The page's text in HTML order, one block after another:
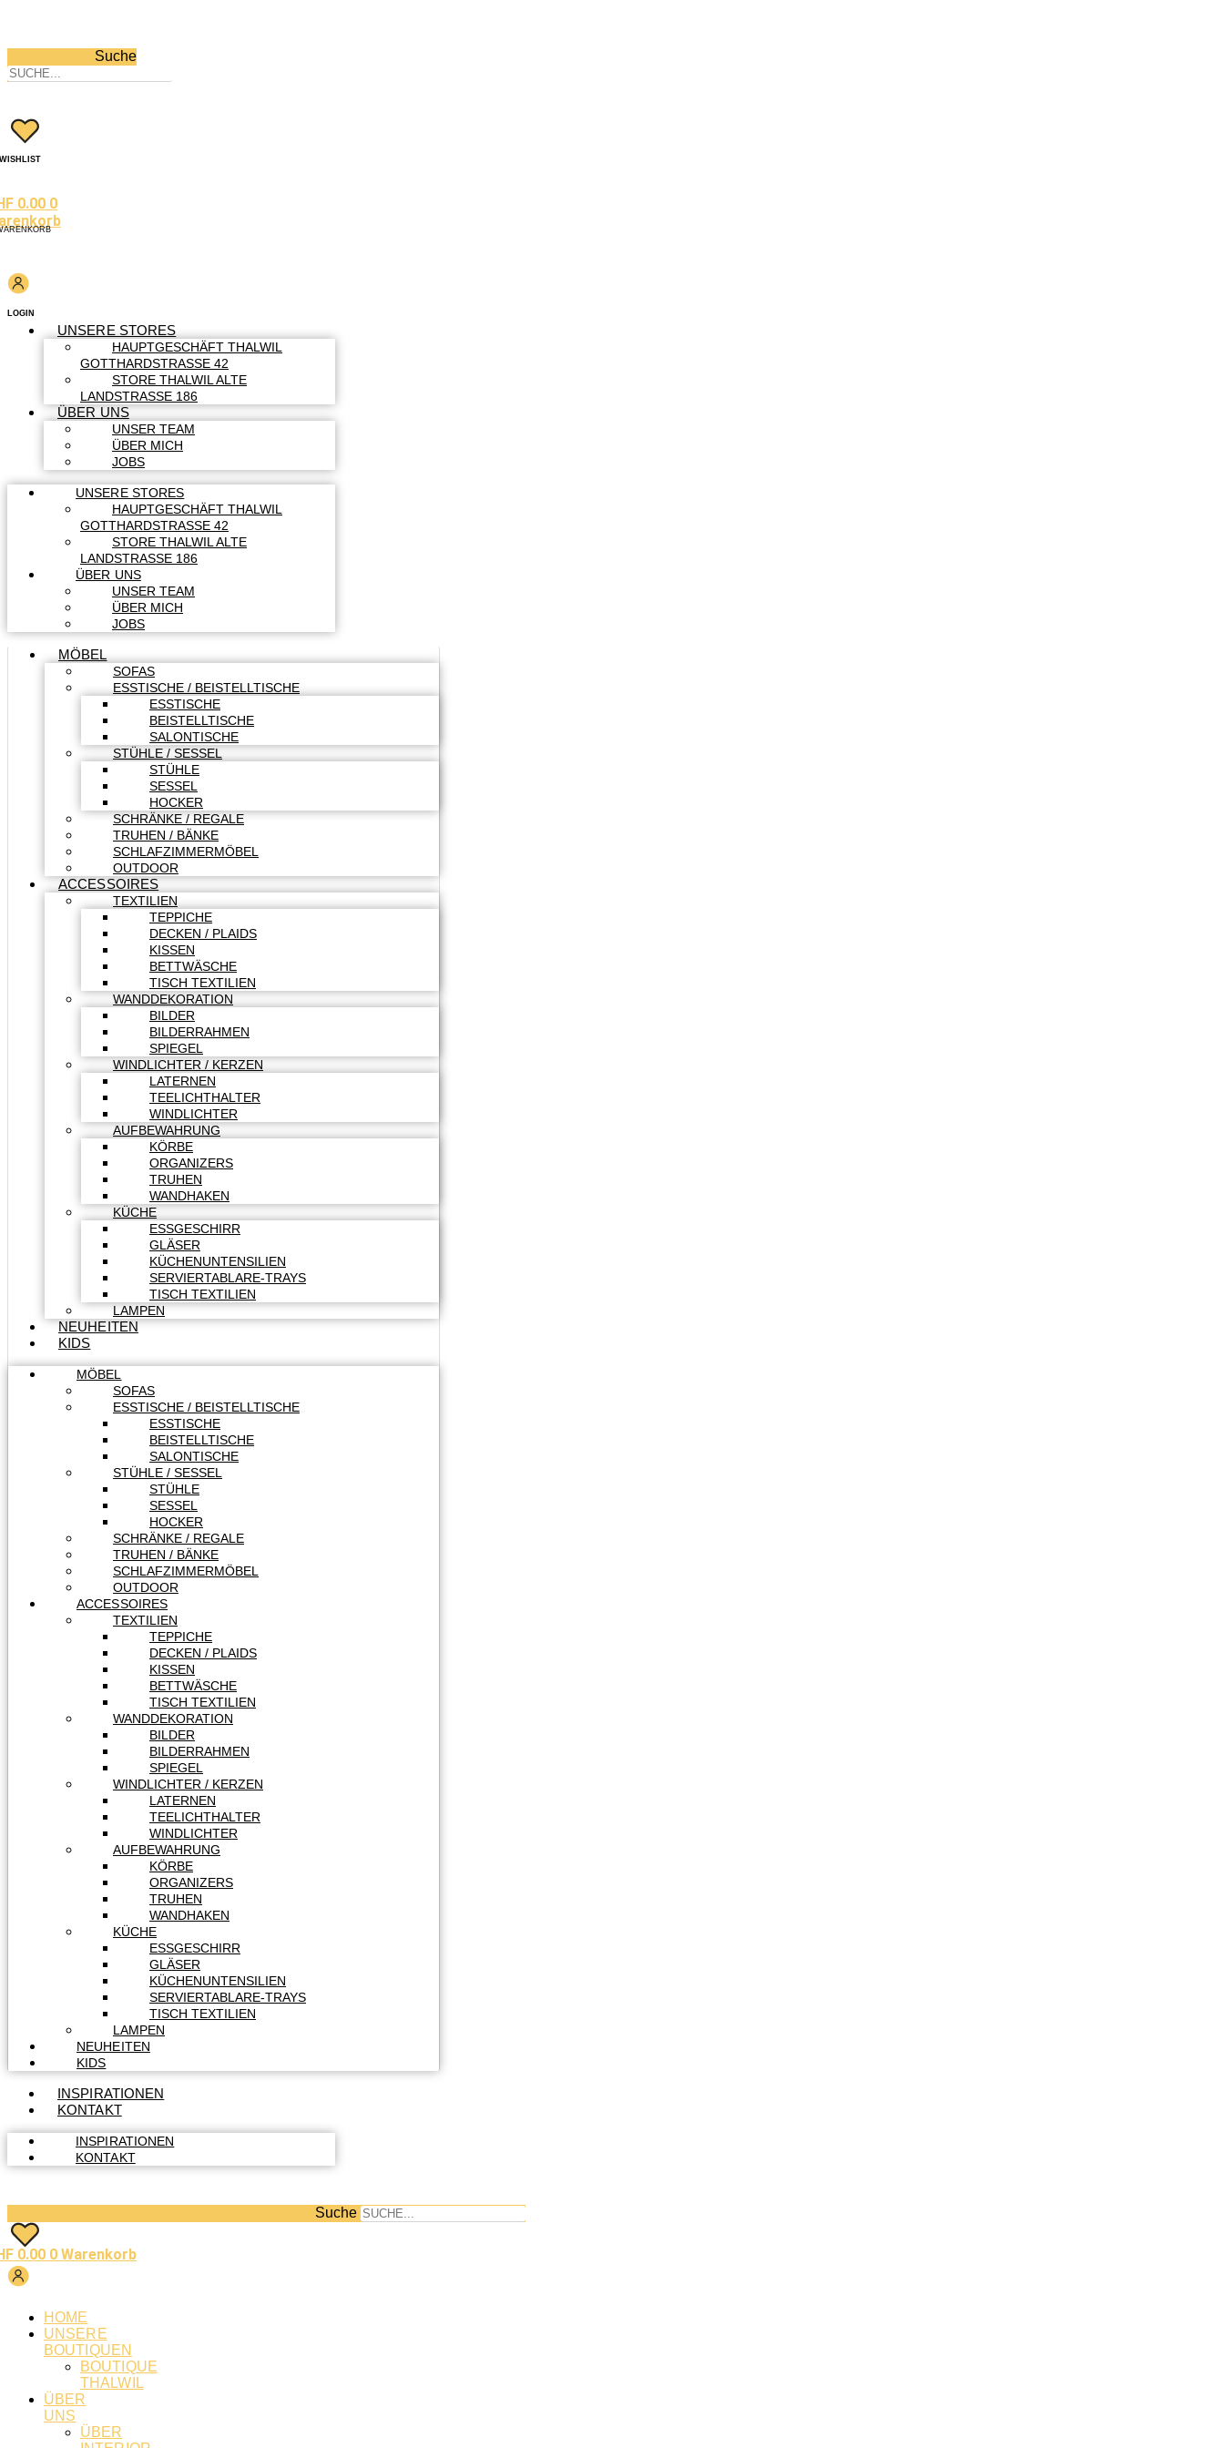
Suche
WISHLIST
0.00 0
LOGIN
UNSERE STORES
HAUPTGESCHÄFT THALWIL
GOTTHARDSTRASSE 42
STORE THALWIL ALTE
LANDSTRASSE 186
ÜBER UNS
UNSER TEAM
ÜBER MICH
JOBS
UNSERE STORES
HAUPTGESCHÄFT THALWIL
GOTTHARDSTRASSE 42
STORE THALWIL ALTE
LANDSTRASSE 186
ÜBER UNS
UNSER TEAM
ÜBER MICH
JOBS
MÖBEL
SOFAS
ESSTISCHE / BEISTELLTISCHE
ESSTISCHE
BEISTELLTISCHE
SALONTISCHE
STÜHLE / SESSEL
STÜHLE
SESSEL
HOCKER
SCHRÄNKE / REGALE
TRUHEN / BÄNKE
SCHLAFZIMMERMÖBEL
OUTDOOR
ACCESSOIRES
TEXTILIEN
TEPPICHE
DECKEN / PLAIDS
KISSEN
BETTWÄSCHE
TISCH TEXTILIEN
WANDDEKORATION
BILDER
BILDERRAHMEN
SPIEGEL
WINDLICHTER / KERZEN
LATERNEN
TEELICHTHALTER
WINDLICHTER
AUFBEWAHRUNG
KÖRBE
ORGANIZERS
TRUHEN
WANDHAKEN
KÜCHE
ESSGESCHIRR
GLÄSER
KÜCHENUNTENSILIEN
SERVIERTABLARE-TRAYS
TISCH TEXTILIEN
LAMPEN
NEUHEITEN
KIDS
MÖBEL
SOFAS
ESSTISCHE / BEISTELLTISCHE
ESSTISCHE
BEISTELLTISCHE
SALONTISCHE
STÜHLE / SESSEL
STÜHLE
SESSEL
HOCKER
SCHRÄNKE / REGALE
TRUHEN / BÄNKE
SCHLAFZIMMERMÖBEL
OUTDOOR
ACCESSOIRES
TEXTILIEN
TEPPICHE
DECKEN / PLAIDS
KISSEN
BETTWÄSCHE
TISCH TEXTILIEN
WANDDEKORATION
BILDER
BILDERRAHMEN
SPIEGEL
WINDLICHTER / KERZEN
LATERNEN
TEELICHTHALTER
WINDLICHTER
AUFBEWAHRUNG
KÖRBE
ORGANIZERS
TRUHEN
WANDHAKEN
KÜCHE
ESSGESCHIRR
GLÄSER
KÜCHENUNTENSILIEN
SERVIERTABLARE-TRAYS
TISCH TEXTILIEN
LAMPEN
NEUHEITEN
KIDS
INSPIRATIONEN
KONTAKT
INSPIRATIONEN
KONTAKT
Suche
0.00 0 Warenkorb
HOME
UNSERE
BOUTIQUEN
BOUTIQUE
THALWIL
ÜBER
UNS
ÜBER